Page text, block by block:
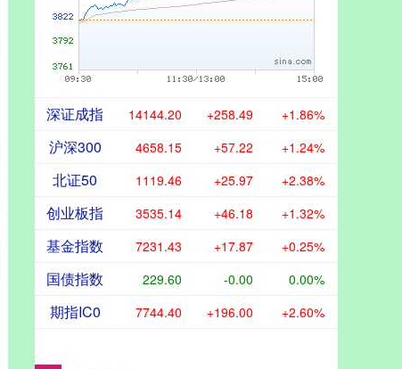
深证成指 14144.20 +258.49 +1.86%
沪深300 4658.15 +57.22 +1.24%
北证50 1119.46 +25.97 +2.38%
创业板指 3535.14 +46.18 +1.32%
基金指数 7231.43 +17.87 +0.25%
国债指数 229.60 -0.00 0.00%
期指IC0 7744.40 +196.00 +2.60%